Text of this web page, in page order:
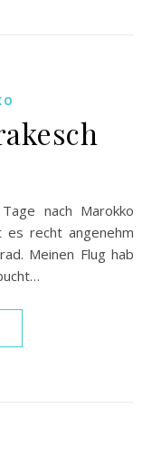
es recht angenehm
Meinen Flug hab